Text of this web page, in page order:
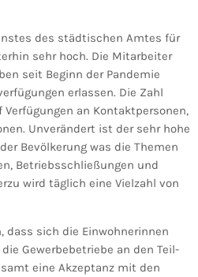
des städtischen Amtes für
sehr hoch. Die Mitarbeiter
seit Beginn der Pandemie
erlassen. Die Zahl
an Kontaktpersonen,
Unverändert ist der sehr hohe
Bevölkerung was die Themen
Betriebsschließungen und
wird täglich eine Vielzahl von
sich die Einwohnerinnen
Gewerbebetriebe an den Teil-
eine Akzeptanz mit den